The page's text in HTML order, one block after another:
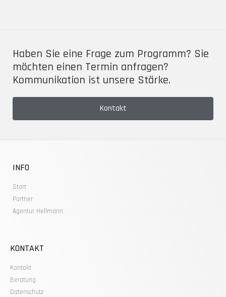
Haben Sie eine Frage zum Programm? Sie
möchten einen Termin anfragen?
Kommunikation ist unsere Stärke.
Kontakt
INFO
Start
Partner
Agentur Hellmann
KONTAKT
Kontakt
Beratung
Datenschutz